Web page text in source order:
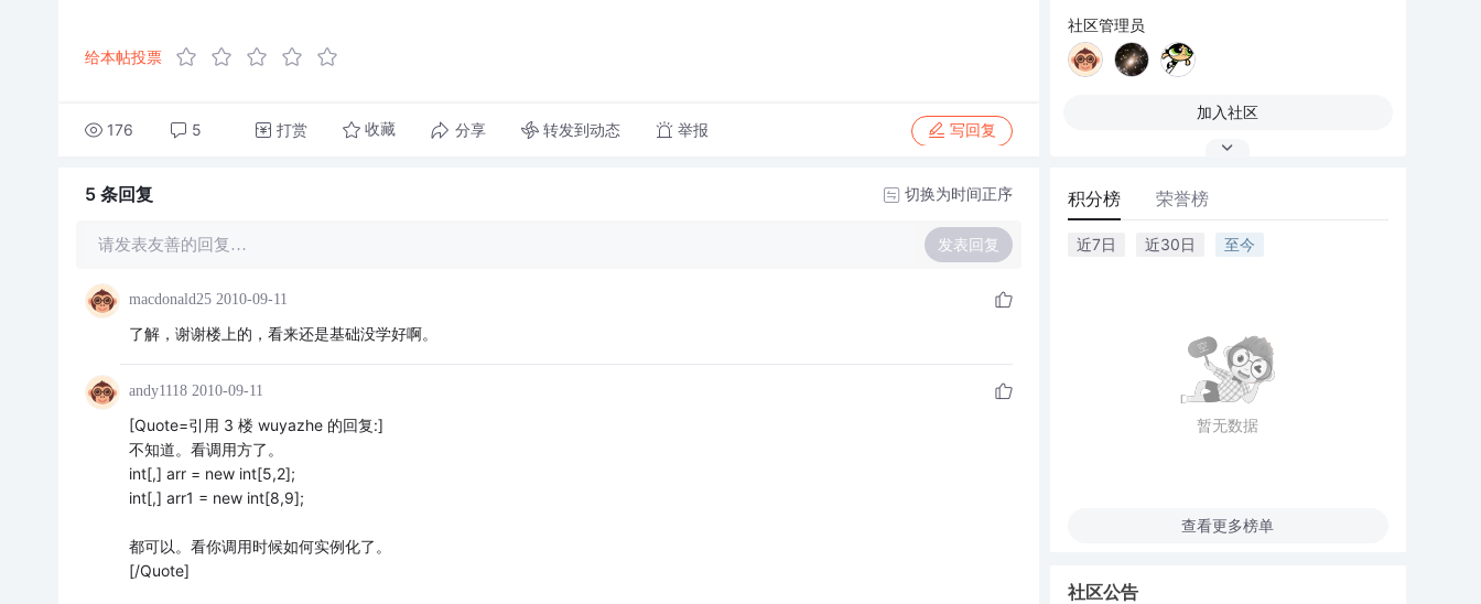
给本帖投票
176 5 打赏 收藏 分享 转发到动态 举报 写回复
5 条回复 切换为时间正序
请发表友善的回复… 发表回复
macdonald25 2010-09-11
了解，谢谢楼上的，看来还是基础没学好啊。
andy1118 2010-09-11
[Quote=引用 3 楼 wuyazhe 的回复:]
不知道。看调用方了。
int[,] arr = new int[5,2];
int[,] arr1 = new int[8,9];
都可以。看你调用时候如何实例化了。
[/Quote]
社区管理员
加入社区
积分榜 荣誉榜
近7日 近30日 至今
暂无数据
查看更多榜单
社区公告